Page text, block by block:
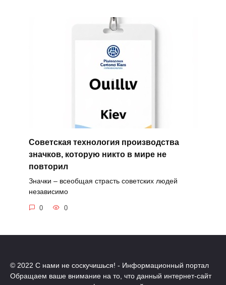
Советская технология производства
значков, которую никто в мире не
повторил
Значки – всеобщая страсть советских людей
независимо
0 0
© 2022 С нами не соскучишься! - Информационный портал
Обращаем ваше внимание на то, что данный интернет-сайт